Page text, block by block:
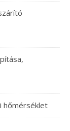
hőmérséklet